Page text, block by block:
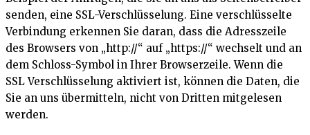
senden, eine SSL-Verschlüsselung. Eine verschlüsselte
Verbindung erkennen Sie daran, dass die Adresszeile
des Browsers von „http://“ auf „https://“ wechselt und an
dem Schloss-Symbol in Ihrer Browserzeile. Wenn die
SSL Verschlüsselung aktiviert ist, können die Daten, die
Sie an uns übermitteln, nicht von Dritten mitgelesen
werden.